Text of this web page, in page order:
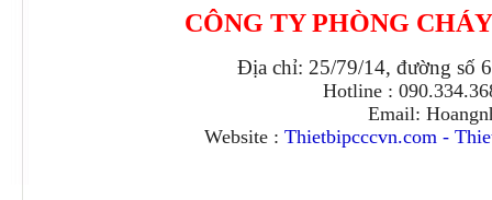
CÔNG TY PHÒNG
Địa chỉ: 25/79/14, đường số
Hotline :
Email:
Website : Thietbipcccvn.com -